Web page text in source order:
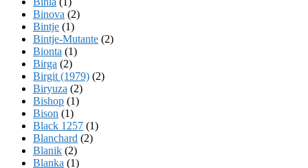
Binova (2)
Bintje (1)
Bintje-Mutante (2)
Bionta (1)
Birga (2)
Birgit (1979) (2)
Biryuza (2)
Bishop (1)
Bison (1)
Black 1257 (1)
Blanchard (2)
Blanik (2)
Blanka (1)